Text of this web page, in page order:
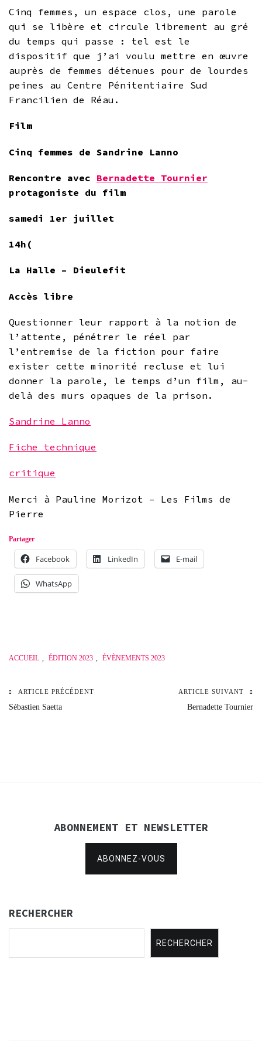
Cinq femmes, un espace clos, une parole
qui se libère et circule librement au gré
du temps qui passe : tel est le
dispositif que j’ai voulu mettre en œuvre
auprès de femmes détenues pour de lourdes
peines au Centre Pénitentiaire Sud
Francilien de Réau.
Film
Cinq femmes de Sandrine Lanno
Rencontre avec Bernadette Tournier
protagoniste du film
samedi 1er juillet
14h(
La Halle – Dieulefit
Accès libre
Questionner leur rapport à la notion de
l’attente, pénétrer le réel par
l’entremise de la fiction pour faire
exister cette minorité recluse et lui
donner la parole, le temps d’un film, au-
delà des murs opaques de la prison.
Sandrine Lanno
Fiche technique
critique
Merci à Pauline Morizot – Les Films de
Pierre
Partager
Facebook LinkedIn E-mail
WhatsApp
ACCUEIL ÉDITION 2023 ÉVÈNEMENTS 2023
Navigation
ARTICLE PRÉCÉDENT
Sébastien Saetta
ARTICLE SUIVANT
Bernadette Tournier
ABONNEMENT ET NEWSLETTER
ABONNEZ-VOUS
RECHERCHER
RECHERCHER